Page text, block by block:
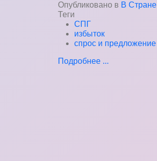
Опубликовано в В Стране
Теги
СПГ
избыток
спрос и предложение
Подробнее ...